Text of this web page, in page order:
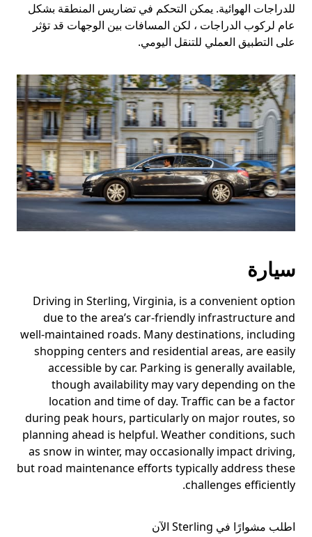
للدراجات الهوائية. يمكن التحكم في تضاريس المنطقة بشكل
عام لركوب الدراجات ، لكن المسافات بين الوجهات قد تؤثر
على التطبيق العملي للتنقل اليومي.
سيارة
Driving in Sterling, Virginia, is a convenient option
due to the area’s car-friendly infrastructure and
well-maintained roads. Many destinations, including
shopping centers and residential areas, are easily
accessible by car. Parking is generally available,
though availability may vary depending on the
location and time of day. Traffic can be a factor
during peak hours, particularly on major routes, so
planning ahead is helpful. Weather conditions, such
as snow in winter, may occasionally impact driving,
but road maintenance efforts typically address these
challenges efficiently.
اطلب مشوارًا في Sterling الآن